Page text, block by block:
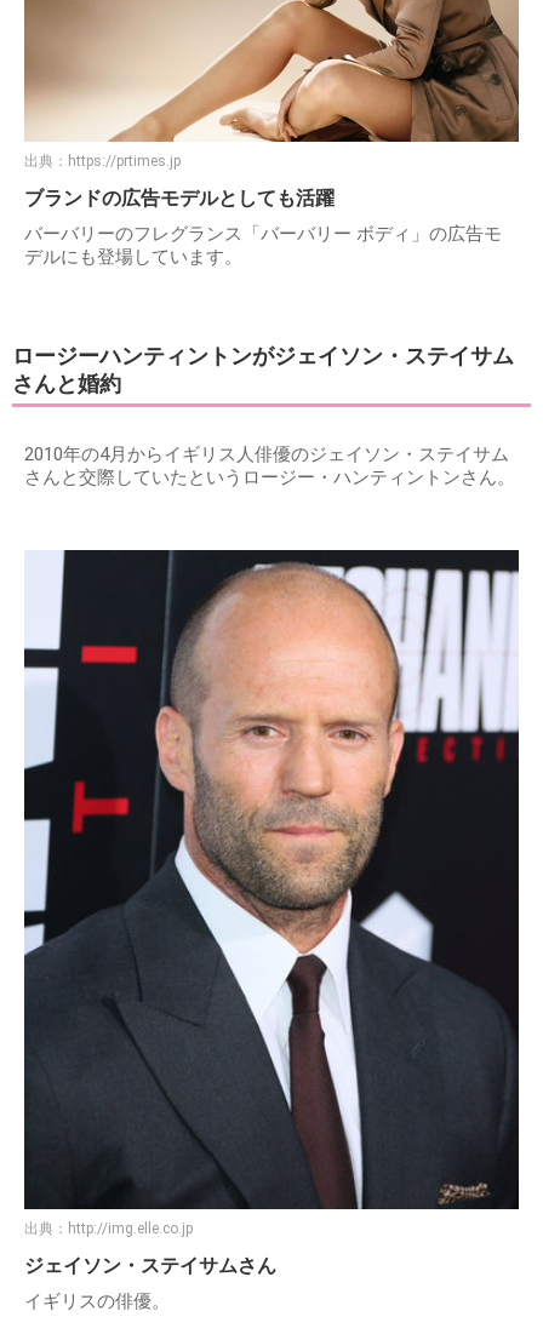
出典： https://prtimes.jp
ブランドの広告モデルとしても活躍
バーバリーのフレグランス「バーバリー ボディ」の広告モ
デルにも登場しています。
ロージーハンティントンがジェイソン・ステイサム
さんと婚約
2010年の4月からイギリス人俳優のジェイソン・ステイサム
さんと交際していたというロージー・ハンティントンさん。
出典： http://img.elle.co.jp
ジェイソン・ステイサムさん
イギリスの俳優。